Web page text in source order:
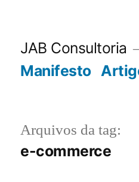
JAB Consultoria
Manifesto
Arquivos da tag:
e-commerce